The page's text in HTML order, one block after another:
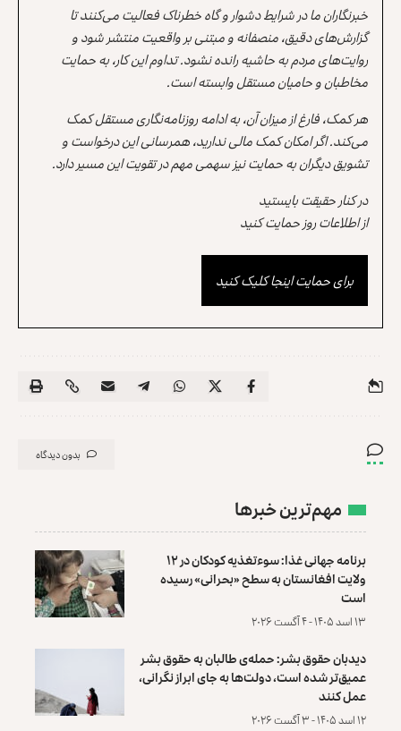
خبرنگاران ما در شرایط دشوار و گاه خطرناک فعالیت می‌کنند تا
گزارش‌های دقیق، منصفانه و مبتنی بر واقعیت منتشر شود و
روایت‌های مردم به حاشیه رانده نشود. تداوم این کار، به حمایت
مخاطبان و حامیان مستقل وابسته است.
هر کمک، فارغ از میزان آن، به ادامه روزنامه‌نگاری مستقل کمک
می‌کند. اگر امکان کمک مالی ندارید، همرسانی این درخواست و
تشویق دیگران به حمایت نیز سهمی مهم در تقویت این مسیر دارد.
در کنار حقیقت بایستید
از اطلاعات روز حمایت کنید
برای حمایت اینجا کلیک کنید
بدون دیدگاه
مهم‌ترین خبرها
برنامه جهانی غذا: سوءتغذیه کودکان در ۱۲
ولایت افغانستان به سطح «بحرانی» رسیده
است
۱۳ اسد ۱۴۰۵ - ۴ آگست ۲۰۲۶
دیدبان حقوق بشر: حمله‌ی طالبان به حقوق بشر
عمیق‌تر شده است، دولت‌ها به جای ابراز نگرانی،
عمل کنند
۱۲ اسد ۱۴۰۵ - ۳ آگست ۲۰۲۶